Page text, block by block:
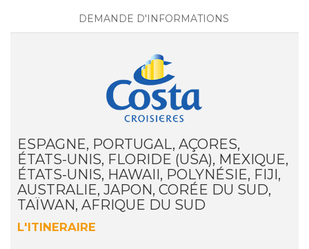
DEMANDE D'INFORMATIONS
ESPAGNE, PORTUGAL, AÇORES,
ÉTATS-UNIS, FLORIDE (USA), MEXIQUE,
ÉTATS-UNIS, HAWAII, POLYNÉSIE, FIJI,
AUSTRALIE, JAPON, CORÉE DU SUD,
TAÏWAN, AFRIQUE DU SUD
L'ITINERAIRE